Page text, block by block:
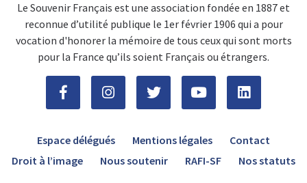
Le Souvenir Français est une association fondée en 1887 et
reconnue d’utilité publique le 1er février 1906 qui a pour
vocation d'honorer la mémoire de tous ceux qui sont morts
pour la France qu’ils soient Français ou étrangers.
Espace délégués Mentions légales
Contact
Droit à l’image
Nous soutenir RAFI-SF Nos statuts